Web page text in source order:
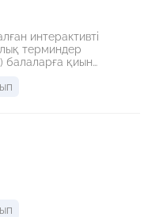
интерактивті
терминдер
балаларға қиын
мысалдармен және